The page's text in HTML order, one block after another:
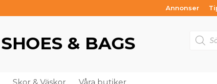
Annonser
SHOES & BAGS search
Skor & Väskor Våra butiker